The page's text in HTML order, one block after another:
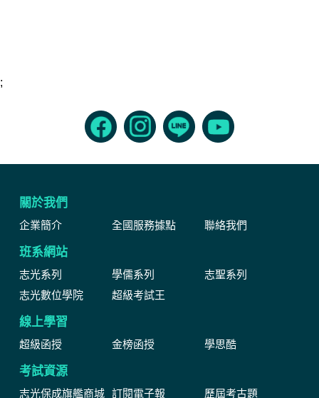
;
關於我們
企業簡介 全國服務據點 聯絡我們
班系網站
志光系列 學儒系列
志聖系列
志光數位學院
超級考試王
線上學習
超級函授 金榜函授 學思酷
考試資源
志光保成旗艦商城 訂閱電子報 歷屆考古題